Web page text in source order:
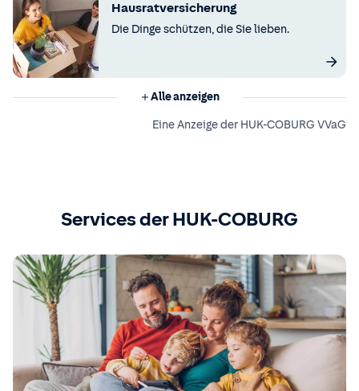
Hausratversicherung
Die Dinge schützen, die Sie lieben.
Alle anzeigen
Eine Anzeige der HUK-COBURG VVaG
Services der HUK-COBURG